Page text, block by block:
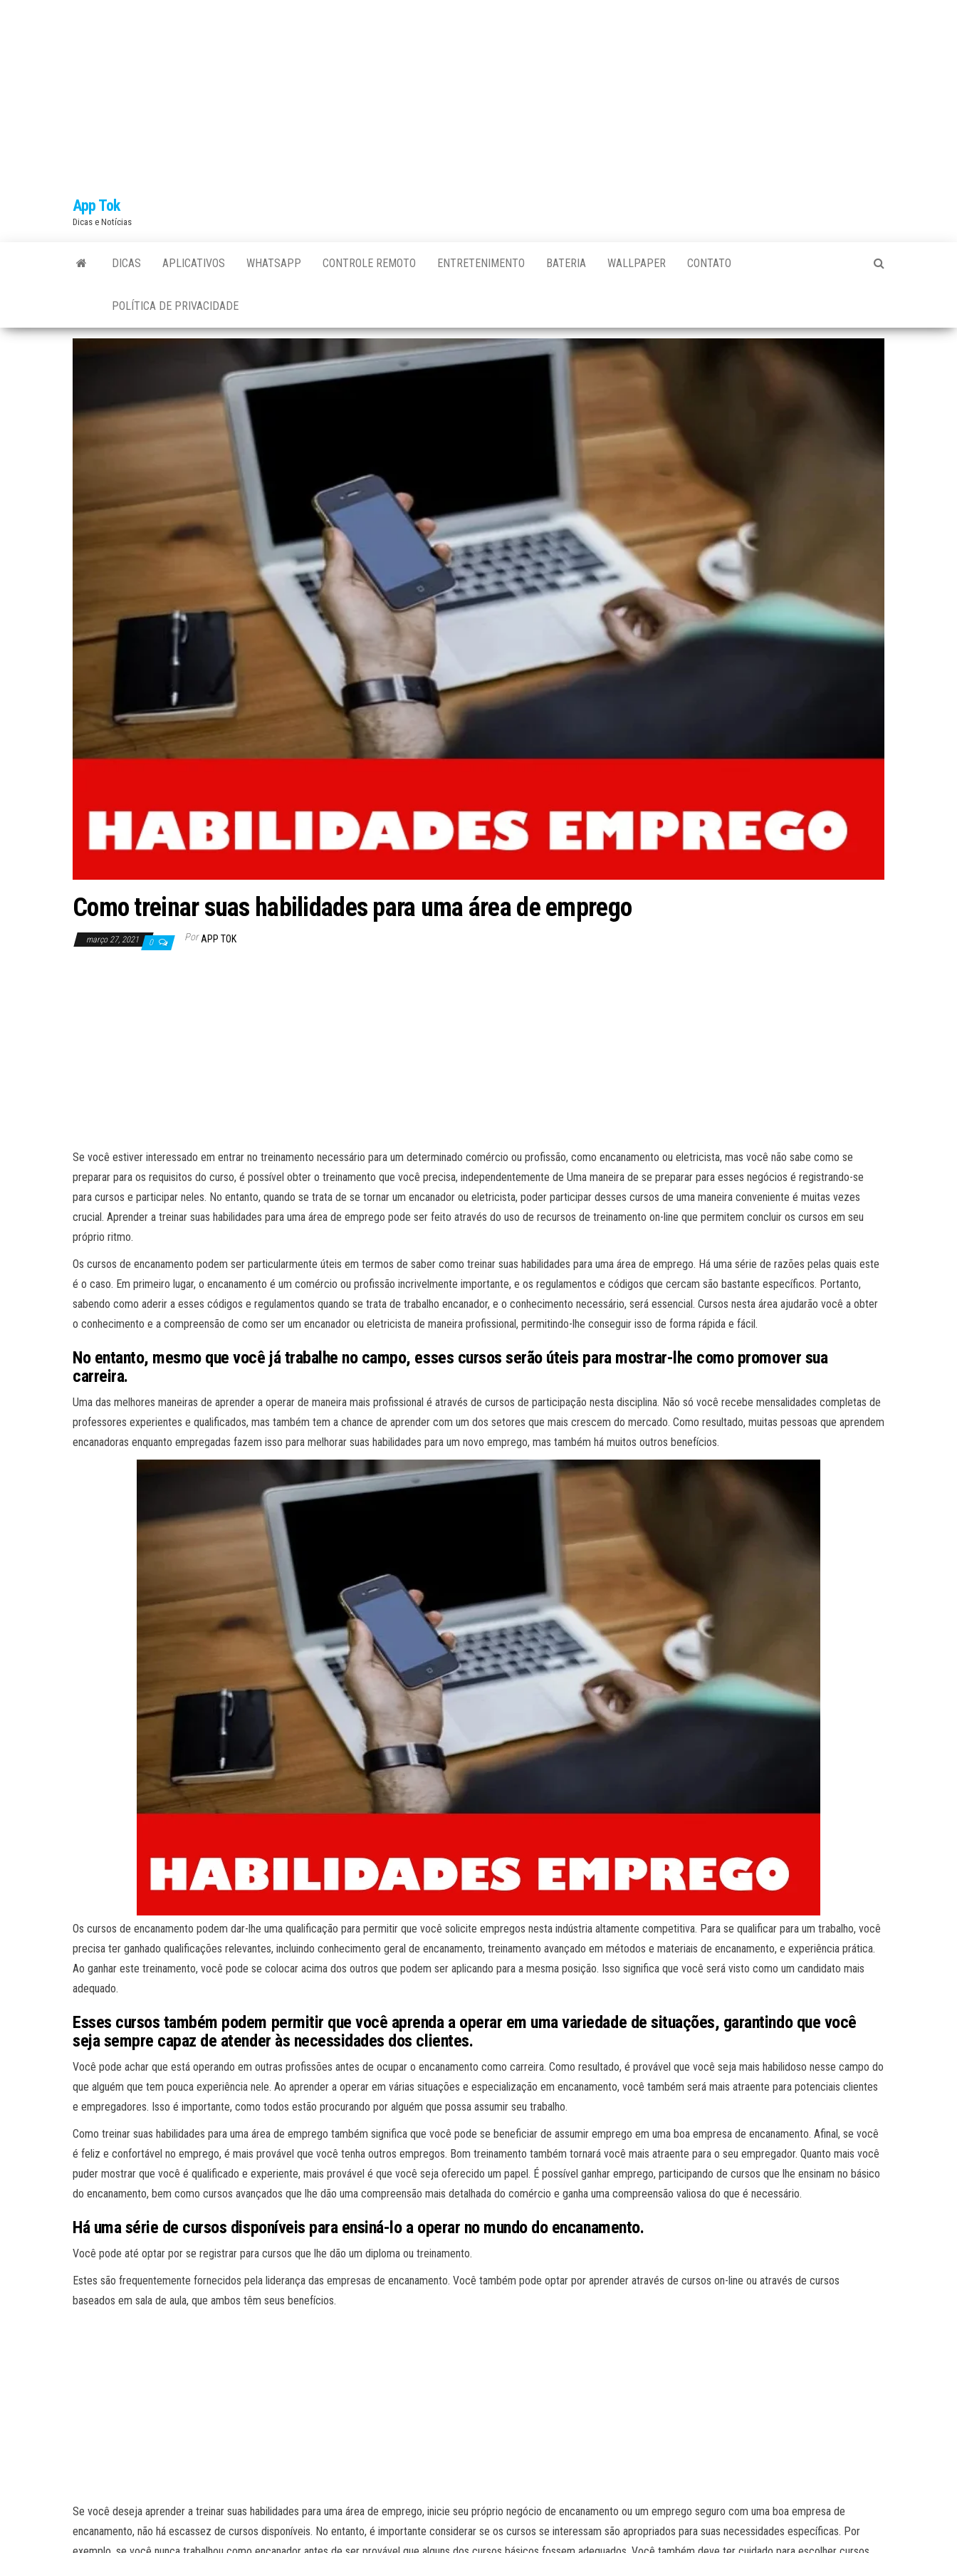
App Tok
Dicas e Notícias
DICAS APLICATIVOS WHATSAPP CONTROLE REMOTO ENTRETENIMENTO BATERIA WALLPAPER CONTATO
POLÍTICA DE PRIVACIDADE
Como treinar suas habilidades para uma área de emprego
março 27, 2021 0 Por APP TOK
Se você estiver interessado em entrar no treinamento necessário para um determinado comércio ou profissão, como encanamento ou eletricista, mas você não sabe como se
preparar para os requisitos do curso, é possível obter o treinamento que você precisa, independentemente de Uma maneira de se preparar para esses negócios é registrando-se
para cursos e participar neles. No entanto, quando se trata de se tornar um encanador ou eletricista, poder participar desses cursos de uma maneira conveniente é muitas vezes
crucial. Aprender a treinar suas habilidades para uma área de emprego pode ser feito através do uso de recursos de treinamento on-line que permitem concluir os cursos em seu
próprio ritmo.
Os cursos de encanamento podem ser particularmente úteis em termos de saber como treinar suas habilidades para uma área de emprego. Há uma série de razões pelas quais este
é o caso. Em primeiro lugar, o encanamento é um comércio ou profissão incrivelmente importante, e os regulamentos e códigos que cercam são bastante específicos. Portanto,
sabendo como aderir a esses códigos e regulamentos quando se trata de trabalho encanador, e o conhecimento necessário, será essencial. Cursos nesta área ajudarão você a obter
o conhecimento e a compreensão de como ser um encanador ou eletricista de maneira profissional, permitindo-lhe conseguir isso de forma rápida e fácil.
No entanto, mesmo que você já trabalhe no campo, esses cursos serão úteis para mostrar-lhe como promover sua
carreira.
Uma das melhores maneiras de aprender a operar de maneira mais profissional é através de cursos de participação nesta disciplina. Não só você recebe mensalidades completas de
professores experientes e qualificados, mas também tem a chance de aprender com um dos setores que mais crescem do mercado. Como resultado, muitas pessoas que aprendem
encanadoras enquanto empregadas fazem isso para melhorar suas habilidades para um novo emprego, mas também há muitos outros benefícios.
Os cursos de encanamento podem dar-lhe uma qualificação para permitir que você solicite empregos nesta indústria altamente competitiva. Para se qualificar para um trabalho, você
precisa ter ganhado qualificações relevantes, incluindo conhecimento geral de encanamento, treinamento avançado em métodos e materiais de encanamento, e experiência prática.
Ao ganhar este treinamento, você pode se colocar acima dos outros que podem ser aplicando para a mesma posição. Isso significa que você será visto como um candidato mais
adequado.
Esses cursos também podem permitir que você aprenda a operar em uma variedade de situações, garantindo que você
seja sempre capaz de atender às necessidades dos clientes.
Você pode achar que está operando em outras profissões antes de ocupar o encanamento como carreira. Como resultado, é provável que você seja mais habilidoso nesse campo do
que alguém que tem pouca experiência nele. Ao aprender a operar em várias situações e especialização em encanamento, você também será mais atraente para potenciais clientes
e empregadores. Isso é importante, como todos estão procurando por alguém que possa assumir seu trabalho.
Como treinar suas habilidades para uma área de emprego também significa que você pode se beneficiar de assumir emprego em uma boa empresa de encanamento. Afinal, se você
é feliz e confortável no emprego, é mais provável que você tenha outros empregos. Bom treinamento também tornará você mais atraente para o seu empregador. Quanto mais você
puder mostrar que você é qualificado e experiente, mais provável é que você seja oferecido um papel. É possível ganhar emprego, participando de cursos que lhe ensinam no básico
do encanamento, bem como cursos avançados que lhe dão uma compreensão mais detalhada do comércio e ganha uma compreensão valiosa do que é necessário.
Há uma série de cursos disponíveis para ensiná-lo a operar no mundo do encanamento.
Você pode até optar por se registrar para cursos que lhe dão um diploma ou treinamento.
Estes são frequentemente fornecidos pela liderança das empresas de encanamento. Você também pode optar por aprender através de cursos on-line ou através de cursos
baseados em sala de aula, que ambos têm seus benefícios.
Se você deseja aprender a treinar suas habilidades para uma área de emprego, inicie seu próprio negócio de encanamento ou um emprego seguro com uma boa empresa de
encanamento, não há escassez de cursos disponíveis. No entanto, é importante considerar se os cursos se interessam são apropriados para suas necessidades específicas. Por